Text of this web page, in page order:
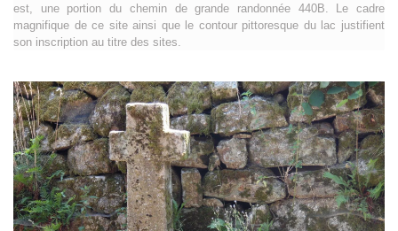
est, une portion du chemin de grande randonnée 440B. Le cadre
magnifique de ce site ainsi que le contour pittoresque du lac justifient
son inscription au titre des sites.